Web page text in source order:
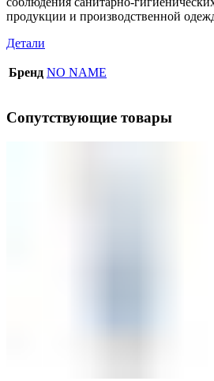
продукции и производственной
Детали
Бренд NO NAME
Сопутствующие товары